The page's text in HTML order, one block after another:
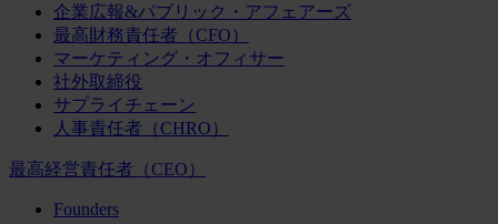
企業広報&パブリック・アフェアーズ
最高財務責任者（CFO）
マーケティング・オフィサー
社外取締役
サプライチェーン
人事責任者（CHRO）
最高経営責任者（CEO）
Founders